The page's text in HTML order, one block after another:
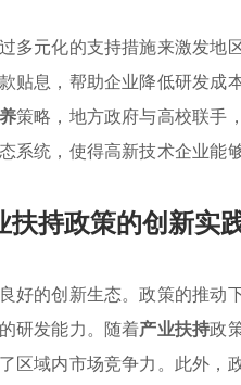
元化的支持措施来激发地
贴息，帮助企业降低研发成
策略，地方政府与高校联手
系统，使得高新技术企业能
持政策的创新实
好的创新生态。政策的推动
研发能力。随着产业扶持政
区域内市场竞争力。此外，